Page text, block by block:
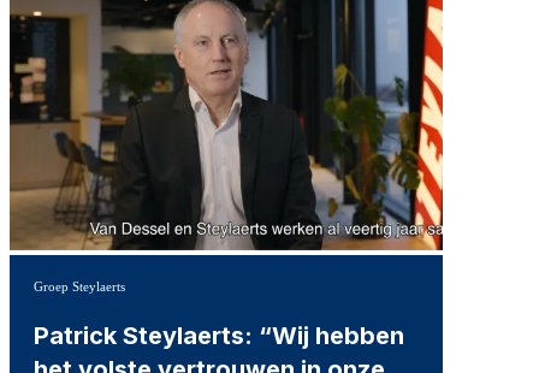
Groep Steylaerts
Patrick Steylaerts: “Wij hebben